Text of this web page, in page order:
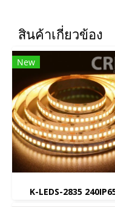
สินค้าเกี่ยวข้อง
New
K-LEDS-2835